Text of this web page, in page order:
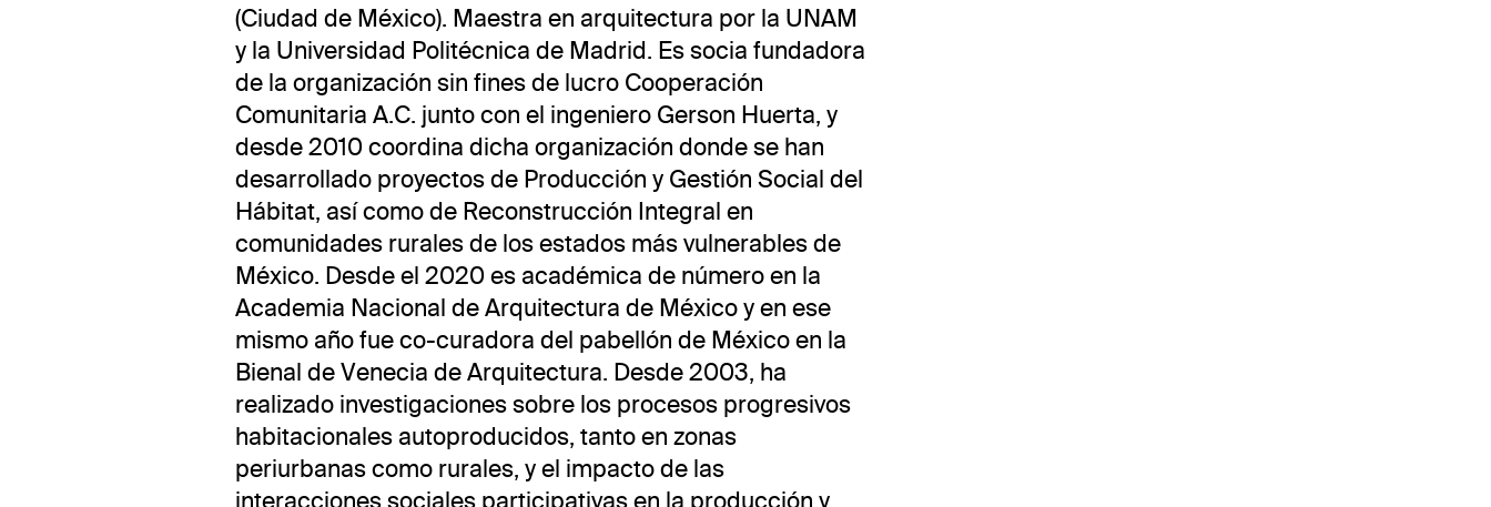
(Ciudad de México). Maestra en arquitectura por la UNAM
y la Universidad Politécnica de Madrid. Es socia fundadora
de la organización sin fines de lucro Cooperación
Comunitaria A.C. junto con el ingeniero Gerson Huerta, y
desde 2010 coordina dicha organización donde se han
desarrollado proyectos de Producción y Gestión Social del
Hábitat, así como de Reconstrucción Integral en
comunidades rurales de los estados más vulnerables de
México. Desde el 2020 es académica de número en la
Academia Nacional de Arquitectura de México y en ese
mismo año fue co-curadora del pabellón de México en la
Bienal de Venecia de Arquitectura. Desde 2003, ha
realizado investigaciones sobre los procesos progresivos
habitacionales autoproducidos, tanto en zonas
periurbanas como rurales, y el impacto de las
interacciones sociales participativas en la producción y